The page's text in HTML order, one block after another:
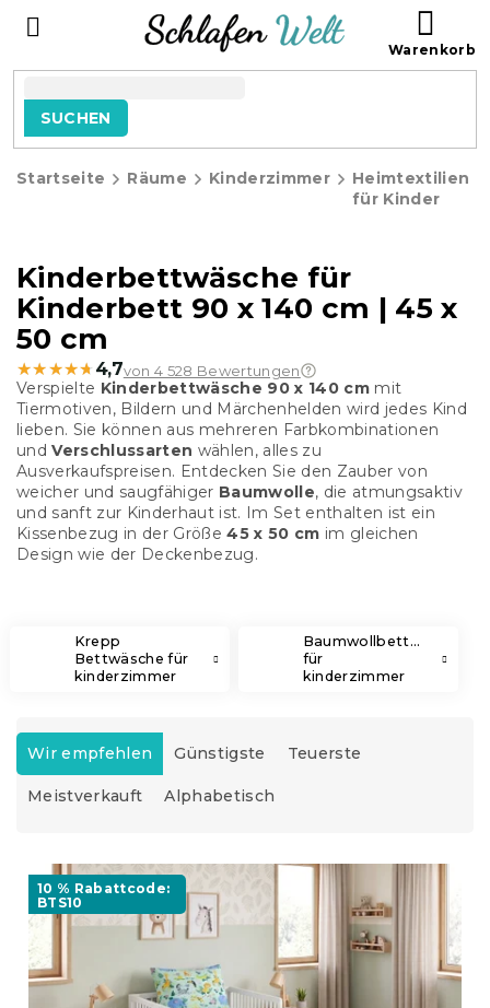
SUCHEN
Startseite Räume Kinderzimmer
Heimtextilien
für Kinder
Kinderbettwäsche für
Kinderbett 90 x 140 cm | 45 x
50 cm
★★★★★
★★★★★ 4,7von 4 528 Bewertungen
Verspielte Kinderbettwäsche 90 x 140 cm mit
Tiermotiven, Bildern und Märchenhelden wird jedes Kind
lieben. Sie können aus mehreren Farbkombinationen
undVerschlussarten wählen, alles zu
Ausverkaufspreisen. Entdecken Sie den Zauber von
weicher und saugfähiger Baumwolle, die atmungsaktiv
und sanft zur Kinderhaut ist. Im Set enthalten ist ein
Kissenbezug in der Größe45 x 50 cm im gleichen
Design wie der Deckenbezug.
Krepp
Bettwäsche für
kinderzimmer
Baumwollbettwäsche
für
kinderzimmer
P
o
d
o
Wir empfehlen Günstigste Teuerste
Meistverkauft Alphabetisch
e
d
10 % Rabattcode:
BTS10